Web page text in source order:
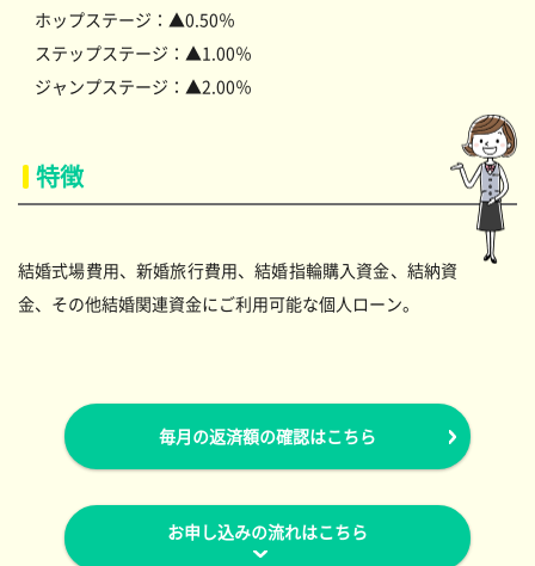
ホップステージ：▲0.50％
ステップステージ：▲1.00％
ジャンプステージ：▲2.00％
特徴
結婚式場費用、新婚旅行費用、結婚指輪購入資金、結納資
金、その他結婚関連資金にご利用可能な個人ローン。
毎月の返済額の確認はこちら
お申し込みの流れはこちら